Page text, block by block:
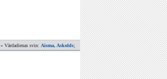
» Vārdadienas svin: Aisma, Askolds;